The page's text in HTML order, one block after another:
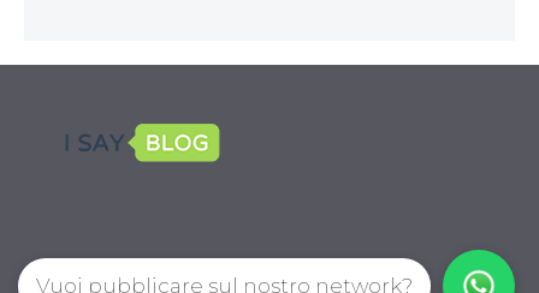
Vuoi pubblicare sul nostro network?